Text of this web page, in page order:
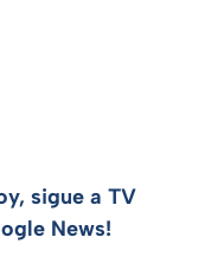
sigue a TV
News!